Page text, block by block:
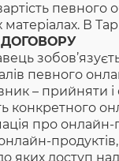
певного
В
певного
– прийняти і
конкретного
про онлайн-
яких доступ